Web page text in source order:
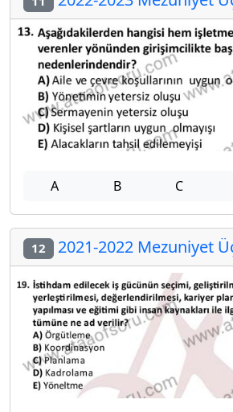
A B C
12 2021-2022 Mezuniyet